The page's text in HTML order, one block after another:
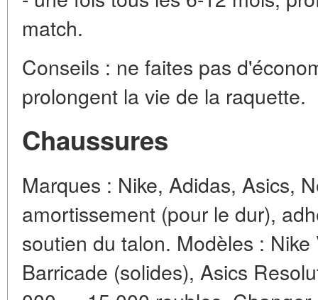
match.
Conseils : ne faites pas
prolongent la vie de la raquette.
Chaussures
Marques : Nike, Adidas, Asics,
amortissement (pour le dur),
soutien du talon. Modèles :
Barricade (solides), Asics